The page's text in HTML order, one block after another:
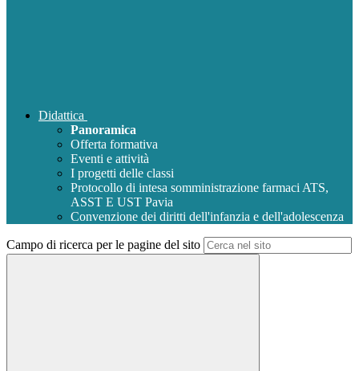
Didattica
Panoramica
Offerta formativa
Eventi e attività
I progetti delle classi
Protocollo di intesa somministrazione farmaci ATS,
ASST E UST Pavia
Convenzione dei diritti dell'infanzia e dell'adolescenza
Campo di ricerca per le pagine del sito